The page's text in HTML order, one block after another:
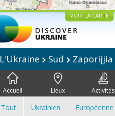
VOIR LA CARTE
L'Ukraine Sud Zaporijjia
Accueil Lieux Activités
Tout Ukrainien Européenne